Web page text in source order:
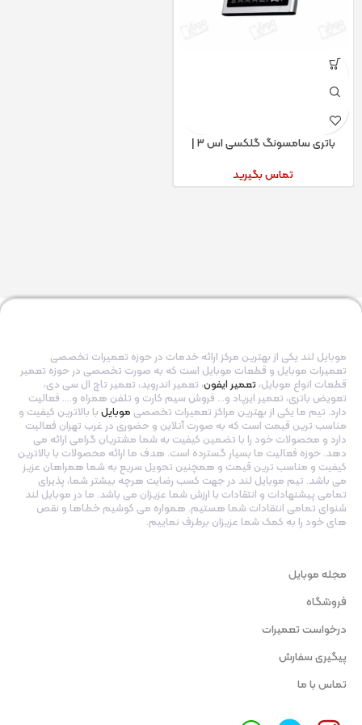
باتری سامسونگ گلکسی اس ۳ |
تماس بگیرید
موبایل لند یکی از بهترین مرکز ارائه خدمات در حوزه تعمیرات تخصصی
تعمیرات موبایل و قطعات موبایل است که به صورت تخصصی در حوزه تعمیر
قطعات انواع موبایل، تعمیر ایفون، تعمیر اندروید، تعمیر تاچ ال سی دی،
تعویض باتری، تعمیر ایرپاد و… فروش سیم کارت و تلفن همراه و…. فعالیت
دارد. تیم ما یکی از بهترین مراکز تعمیرات تخصصی موبایلبا بالاترین کیفیت و
مناسب ترین قیمت است که به صورت آنلاین و حضوری در غرب تهران فعالیت
دارد و محصولات خود را با تضمین کیفیت به شما مشتریان گرامی ارائه می
دهد. حوزه فعالیت ما بسیار گسترده است. هدف ما ارائه محصولات با بالاترین
کیفیت و مناسب ترین قیمت و همچنین تحویل سریع به شما همراهان عزیز
می باشد. تیم موبایل لند در جهت کسب رضایت هرچه بیشتر شما، پذیرای
تمامی پیشنهادات و انتقادات با ارزش شما عزیزان می باشد. ما در موبایل لند
شنوای تمامی انتقادات شما هستیم. همواره می کوشیم خطاها و نقص
های خود را به کمک شما عزیزان برطرف نماییم.
مجله موبایل
فروشگاه
درخواست تعمیرات
پیگیری سفارش
تماس با ما